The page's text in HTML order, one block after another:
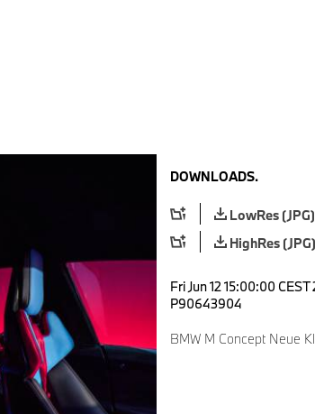
DOWNLOADS.
LowRes (JPG)
HighRes (JPG)
Fri Jun 12 15:00:00
P90643904
BMW M Concept Neue